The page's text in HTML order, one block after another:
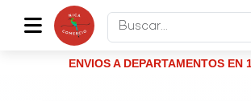
ENVIOS A DEPARTAMENTOS EN